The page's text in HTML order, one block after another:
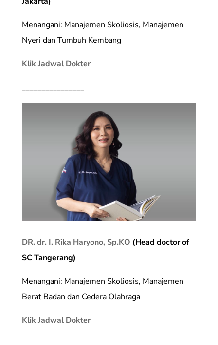
Menangani: Manajemen Skoliosis, Manajemen
Nyeri dan Tumbuh Kembang
Klik Jadwal Dokter
________________
DR. dr. I. Rika Haryono, Sp.KO (Head doctor of
SC Tangerang)
Menangani: Manajemen Skoliosis, Manajemen
Berat Badan dan Cedera Olahraga
Klik Jadwal Dokter